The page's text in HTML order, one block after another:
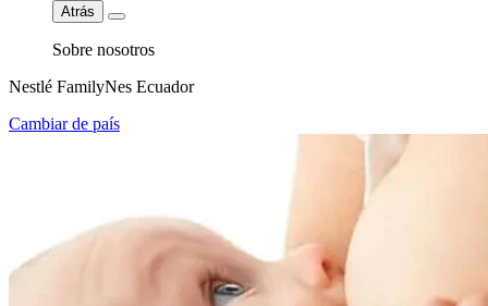
Atrás
Sobre nosotros
Nestlé FamilyNes Ecuador
Cambiar de país